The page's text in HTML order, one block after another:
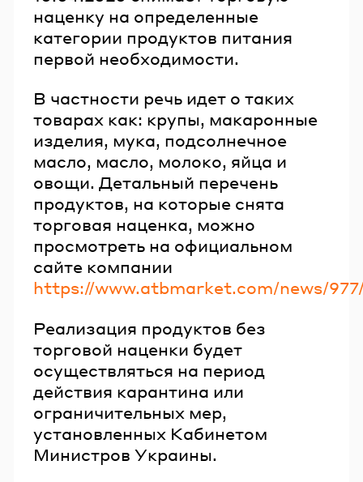
наценку на определенные
категории продуктов питания
первой необходимости.
В частности речь идет о таких
товарах как: крупы, макаронные
изделия, мука, подсолнечное
масло, масло, молоко, яйца и
овощи. Детальный перечень
продуктов, на которые снята
торговая наценка, можно
просмотреть на официальном
сайте компании
https://www.atbmarket.com/news/
Реализация продуктов без
торговой наценки будет
осуществляться на период
действия карантина или
ограничительных мер,
установленных Кабинетом
Министров Украины.